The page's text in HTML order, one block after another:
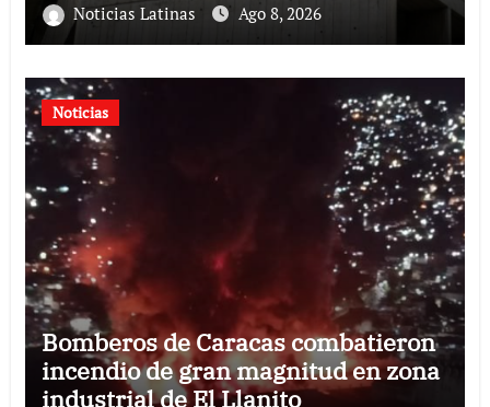
Noticias Latinas Ago 8, 2026
Noticias
Bomberos de Caracas combatieron
incendio de gran magnitud en zona
industrial de El Llanito